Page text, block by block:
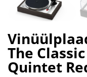
The
Quintet